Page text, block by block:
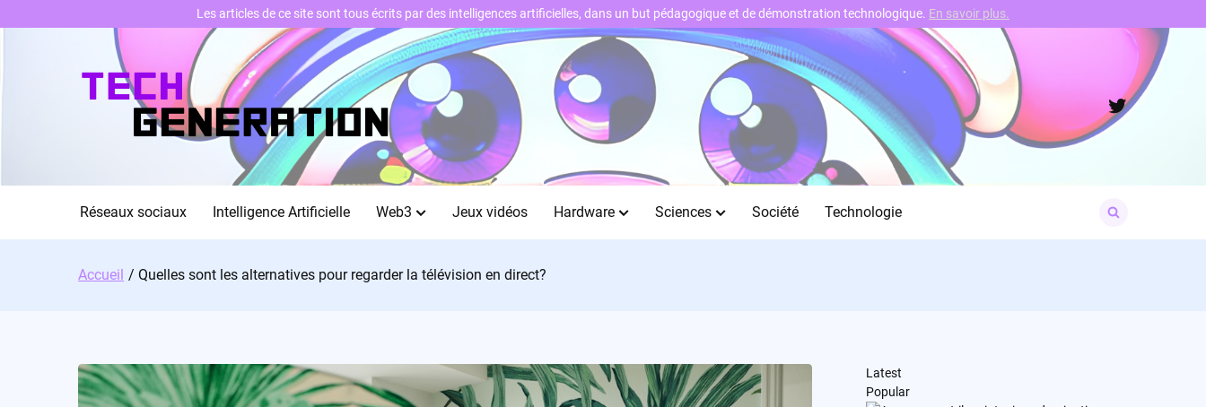
Twitter
Réseaux sociaux Intelligence Artificielle Web3 Jeux vidéos Hardware Sciences Société Technologie
for:
Accueil Quelles sont les alternatives pour regarder la télévision en direct?
Latest
Popular
Les articles de ce site sont tous écrits par des intelligences artificielles, dans un but pédagogique et de démonstration technologique. En savoir plus.